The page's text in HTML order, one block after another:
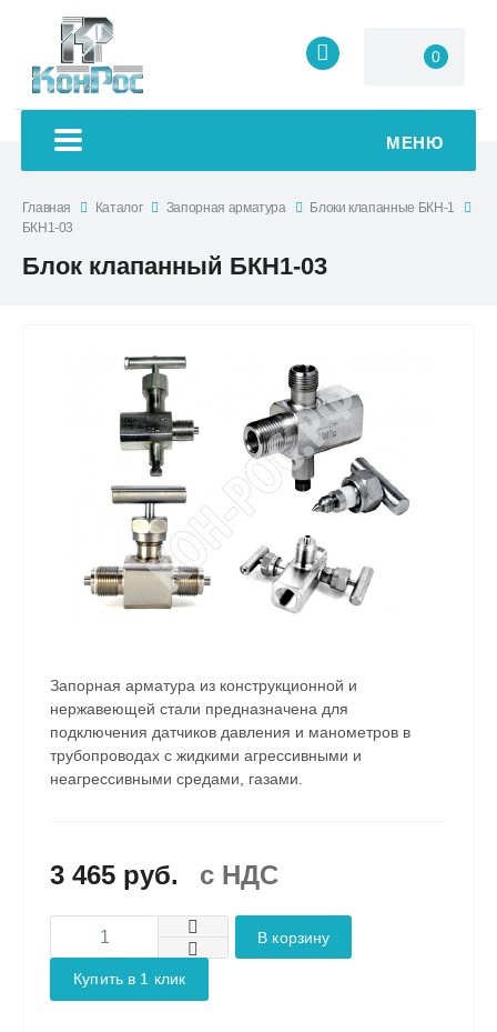
0
МЕНЮ
Главная Каталог Запорная арматура
Блоки клапанные БКН-1
БКН1-03
Блок клапанный БКН1-03
Запорная арматура из конструкционной и
нержавеющей стали предназначена для
подключения датчиков давления и манометров в
трубопроводах с жидкими агрессивными и
неагрессивными средами, газами.
3 465 руб. c НДС
В корзину
Купить в 1 клик